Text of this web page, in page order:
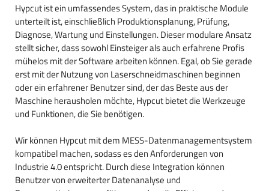
Hypcut ist ein umfassendes System, das in praktische Module
unterteilt ist, einschließlich Produktionsplanung, Prüfung,
Diagnose, Wartung und Einstellungen. Dieser modulare Ansatz
stellt sicher, dass sowohl Einsteiger als auch erfahrene Profis
mühelos mit der Software arbeiten können. Egal, ob Sie gerade
erst mit der Nutzung von Laserschneidmaschinen beginnen
oder ein erfahrener Benutzer sind, der das Beste aus der
Maschine herausholen möchte, Hypcut bietet die Werkzeuge
und Funktionen, die Sie benötigen.
Wir können Hypcut mit dem MESS-Datenmanagementsystem
kompatibel machen, sodass es den Anforderungen von
Industrie 4.0 entspricht. Durch diese Integration können
Benutzer von erweiterter Datenanalyse und